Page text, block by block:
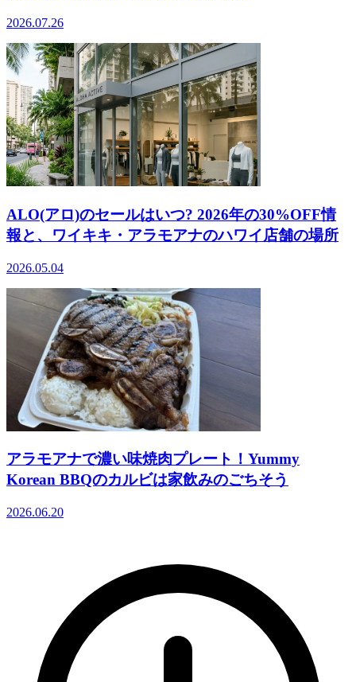
2026.07.26
ALO(アロ)のセールはいつ? 2026年の30%OFF情
報と、ワイキキ・アラモアナのハワイ店舗の場所
2026.05.04
アラモアナで濃い味焼肉プレート！Yummy
Korean BBQのカルビは家飲みのごちそう
2026.06.20